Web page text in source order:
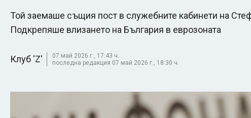
Той заемаше същия пост в служебните кабинети на
Подкрепяше влизането на България в еврозоната
Клуб 'Z'
07 май 2026 г., 17:43 ч.
последна редакция 07 май 2026 г., 18:30 ч.